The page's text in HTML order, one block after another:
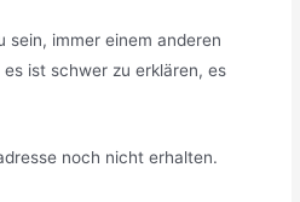
sein, immer einem anderen
ist schwer zu erklären, es
noch nicht erhalten.